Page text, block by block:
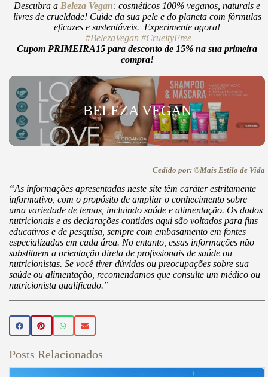
Descubra a Beleza Vegan: cosméticos 100% veganos, naturais e
livres de crueldade! Cuide da sua pele e do planeta com fórmulas
eficazes e sustentáveis. Experimente agora!
#BelezaVegan #CrueltyFree
Cupom PRIMEIRA15 para desconto de 15% na sua primeira
compra!
BELEZA VEGAN
Cedido por: ©Mais Estilo de Vida
“As informações apresentadas neste site têm caráter estritamente
informativo, com o propósito de ampliar o conhecimento sobre
uma variedade de temas, incluindo saúde e alimentação. Os dados
nutricionais e as declarações contidas aqui são voltados para fins
educativos e de pesquisa, sempre com embasamento em fontes
especializadas em cada área. No entanto, essas informações não
substituem a orientação direta de profissionais de saúde ou
nutricionistas. Se você tiver dúvidas ou preocupações sobre sua
saúde ou alimentação, recomendamos que consulte um médico ou
nutricionista qualificado.”
Posts Relacionados